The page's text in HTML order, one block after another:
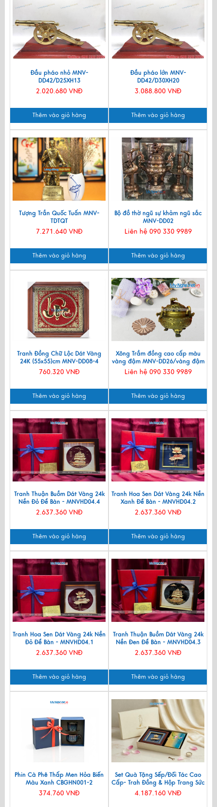
Đầu pháo nhỏ MNV-
DD42/D25XH13
2.020.680 VNĐ
Thêm vào giỏ hàng
Đầu pháo lớn MNV-
DD42/D30XH20
3.088.800 VNĐ
Thêm vào giỏ hàng
Tượng Trần Quốc Tuấn MNV-
TDTQT
7.271.640 VNĐ
Thêm vào giỏ hàng
Bộ đồ thờ ngũ sự khảm ngũ sắc
MNV-DD02
Liên hệ 090 330 9989
Thêm vào giỏ hàng
Tranh Đồng Chữ Lộc Dát Vàng
24K (55x55)cm MNV-DD08-4
760.320 VNĐ
Thêm vào giỏ hàng
Xông Trầm đồng cao cấp màu
vàng đậm MNV-DD26/vàng đậm
Liên hệ 090 330 9989
Thêm vào giỏ hàng
Tranh Thuận Buồm Dát Vàng 24k
Nền Đỏ Để Bàn - MNVHD04.4
2.637.360 VNĐ
Thêm vào giỏ hàng
Tranh Hoa Sen Dát Vàng 24k Nền
Xanh Để Bàn - MNVHD04.2
2.637.360 VNĐ
Thêm vào giỏ hàng
Tranh Hoa Sen Dát Vàng 24k Nền
Đỏ Để Bàn - MNVHD04.1
2.637.360 VNĐ
Thêm vào giỏ hàng
Tranh Thuận Buồm Dát Vàng 24k
Nền Đen Để Bàn - MNVHD04.3
2.637.360 VNĐ
Thêm vào giỏ hàng
Phin Cà Phê Thấp Men Hỏa Biến
Màu Xanh CBGHN001-2
374.760 VNĐ
Set Quà Tặng Sếp/Đối Tác Cao
Cấp- Trah Đồng & Hộp Trang Sức
Sơn Mài CBQT004
4.187.160 VNĐ